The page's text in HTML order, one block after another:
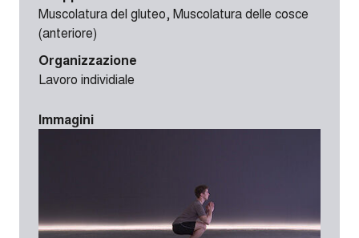
Muscolatura del gluteo, Muscolatura delle cosce
(anteriore)
Organizzazione
Lavoro individiale
Immagini